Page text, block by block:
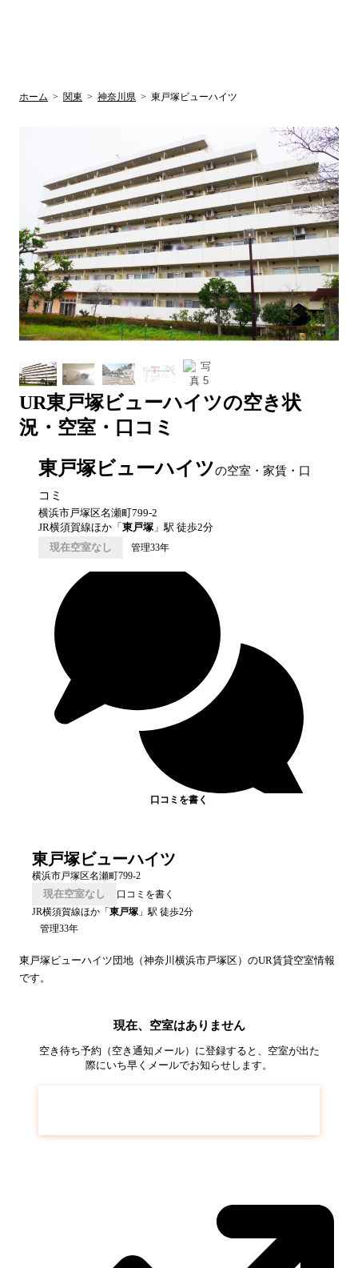
ホーム > 関東 > 神奈川県 > 東戸塚ビューハイツ
UR東戸塚ビューハイツの空き状
況・空室・口コミ
東戸塚ビューハイツの空室・家賃・口
コミ
横浜市戸塚区名瀬町799-2
JR横須賀線ほか 「 東戸塚 」駅 徒歩2分
現在空室なし
管理33年
口コミを書く
東戸塚ビューハイツ
横浜市戸塚区名瀬町799-2
現在空室なし
口コミを書く
JR横須賀線ほか 「 東戸塚 」駅 徒歩2分
管理33年
東戸塚ビューハイツ 団地（神奈川 横浜市戸塚区）のUR賃貸空室情報
です。
現在、空室はありません
空き待ち予約（空き通知メール）に登録すると、空室が出た
際にいち早くメールでお知らせします。